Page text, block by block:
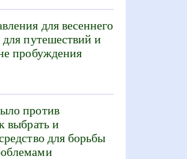
для весеннего
путешествий и
пробуждения
против
выбрать и
для борьбы